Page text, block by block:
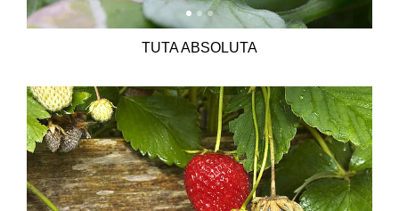
TUTA ABSOLUTA